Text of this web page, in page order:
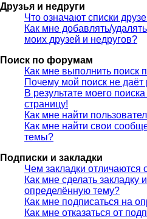
Друзья и недруги
Что означают списки
Как мне добавлять/
моих друзей и недругов?
Поиск по форумам
Как мне выполнить
Почему мой поиск не даёт
В результате моего
страницу!
Как мне найти
Как мне найти свои
темы?
Подписки и закладки
Чем закладки отличаются
Как мне сделать закладку
определённую тему?
Как мне подписаться на
Как мне отказаться от